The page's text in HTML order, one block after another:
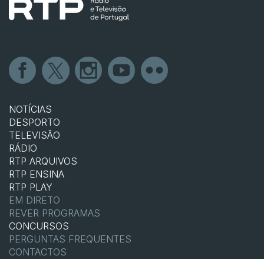
NOTÍCIAS
DESPORTO
TELEVISÃO
RÁDIO
RTP ARQUIVOS
RTP ENSINA
RTP PLAY
EM DIRETO
REVER PROGRAMAS
CONCURSOS
PERGUNTAS FREQUENTES
CONTACTOS